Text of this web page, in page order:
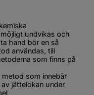
undvikas och
hand bör en så
användas, till
som finns på
metod som innebär
jättelokan under